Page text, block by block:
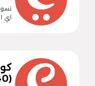
اي
(AC240) | خصم 100…